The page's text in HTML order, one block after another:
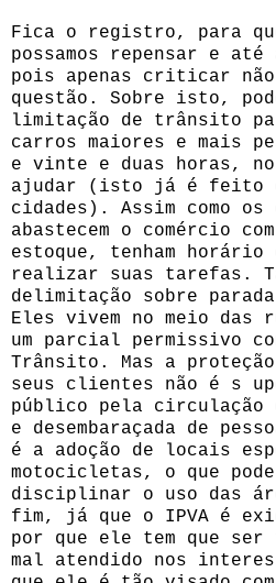
Fica o registro, para
possamos repensar e
pois apenas criticar
questão. Sobre isto,
limitação de trânsito
carros maiores e mais
e vinte e duas horas,
ajudar (isto já é feito
cidades). Assim como os
abastecem o comércio
estoque, tenham horário
realizar suas tarefas.
delimitação sobre
Eles vivem no meio das
um parcial permissivo
Trânsito. Mas a
seus clientes não é s
público pela circulação
e desembaraçada de
é a adoção de locais
motocicletas, o que
disciplinar o uso das
fim, já que o IPVA é
por que ele tem que ser
mal atendido nos